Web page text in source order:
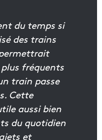
du temps si
des trains
plus fréquents
train passe
Cette
aussi bien
du quotidien
et